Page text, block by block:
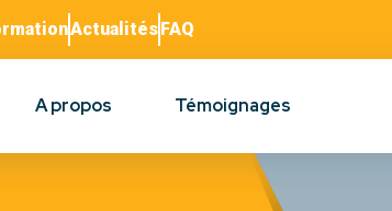
ActualitésFAQ
A propos Témoignages